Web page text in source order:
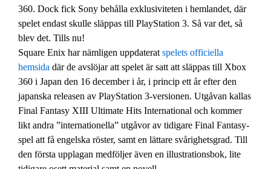
360. Dock fick Sony behålla exklusiviteten i hemlandet, där
spelet endast skulle släppas till PlayStation 3. Så var det, så
blev det. Tills nu!
Square Enix har nämligen uppdaterat spelets officiella
hemsida där de avslöjar att spelet är satt att släppas till Xbox
360 i Japan den 16 december i år, i princip ett år efter den
japanska releasen av PlayStation 3-versionen. Utgåvan kallas
Final Fantasy XIII Ultimate Hits International och kommer
likt andra ”internationella” utgåvor av tidigare Final Fantasy-
spel att få engelska röster, samt en lättare svårighetsgrad. Till
den första upplagan medföljer även en illustrationsbok, lite